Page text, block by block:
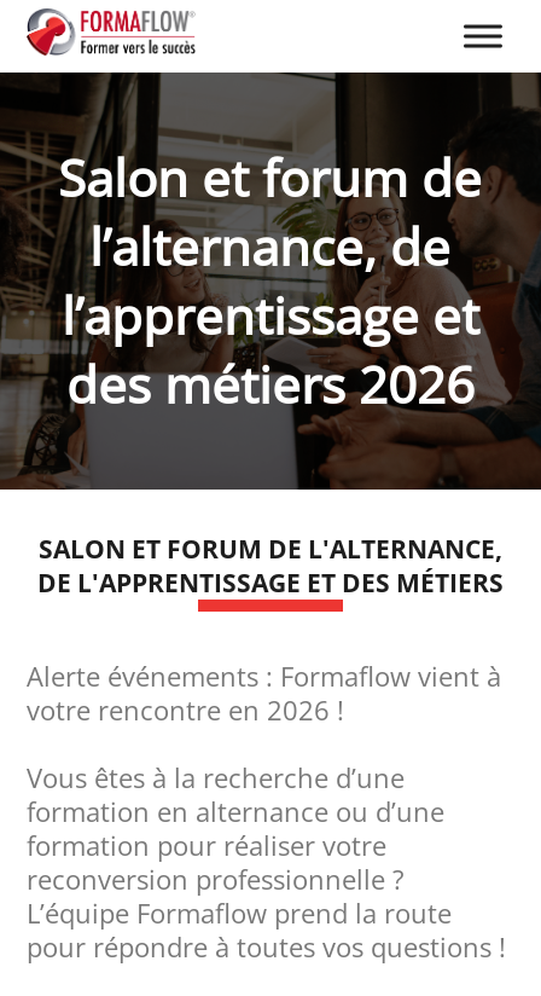
Salon et forum de
l’alternance, de
l’apprentissage et
des métiers 2026
SALON ET FORUM DE L'ALTERNANCE,
DE L'APPRENTISSAGE ET DES MÉTIERS
Alerte événements : Formaflow vient à
votre rencontre en 2026 !
Vous êtes à la recherche d’une
formation en alternance ou d’une
formation pour réaliser votre
reconversion professionnelle ?
L’équipe Formaflow prend la route
pour répondre à toutes vos questions !